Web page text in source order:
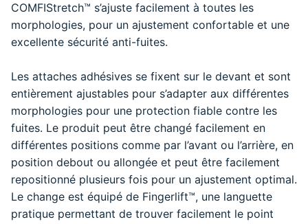
COMFIStretch™ s’ajuste facilement à toutes les
morphologies, pour un ajustement confortable et une
excellente sécurité anti-fuites.
Les attaches adhésives se fixent sur le devant et sont
entièrement ajustables pour s’adapter aux différentes
morphologies pour une protection fiable contre les
fuites. Le produit peut être changé facilement en
différentes positions comme par l’avant ou l’arrière, en
position debout ou allongée et peut être facilement
repositionné plusieurs fois pour un ajustement optimal.
Le change est équipé de Fingerlift™, une languette
pratique permettant de trouver facilement le point